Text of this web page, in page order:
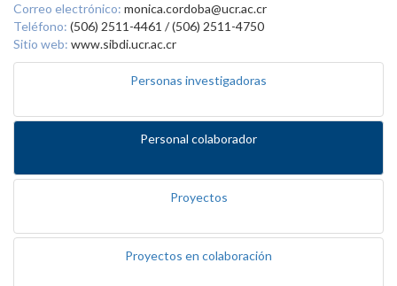
Correo electrónico: monica.cordoba@ucr.ac.cr
Teléfono: (506) 2511-4461 / (506) 2511-4750
Sitio web: www.sibdi.ucr.ac.cr
Personas investigadoras
Personal colaborador
Proyectos
Proyectos en colaboración